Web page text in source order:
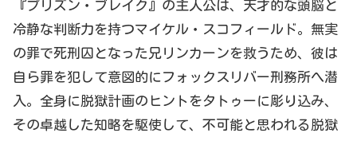
『プリズン・ブレイク』の主人公は、天才的な頭脳と
冷静な判断力を持つマイケル・スコフィールド。無実
の罪で死刑囚となった兄リンカーンを救うため、彼は
自ら罪を犯して意図的にフォックスリバー刑務所へ潜
入。全身に脱獄計画のヒントをタトゥーに彫り込み、
その卓越した知略を駆使して、不可能と思われる脱獄